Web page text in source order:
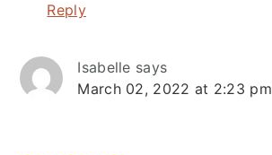
Reply
Isabelle says
March 02, 2022 at 2:23 pm